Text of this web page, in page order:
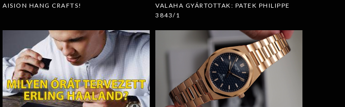
AISION HANG CRAFTS!
VALAHA GYÁRTOTTAK: PATEK PHILIPPE
3843/1